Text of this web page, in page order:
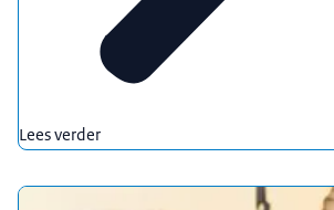
Lees verder